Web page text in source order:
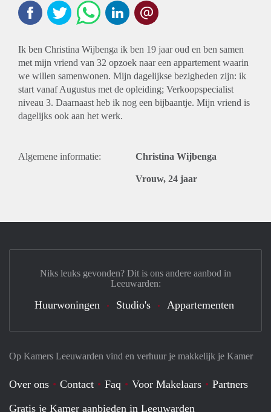
Ik ben Christina Wijbenga ik ben 19 jaar oud en ben samen
met mijn vriend van 32 opzoek naar een appartement waarin
we willen samenwonen. Mijn dagelijkse bezigheden zijn: ik
start vanaf Augustus met de opleiding; Verkoopspecialist
niveau 3. Daarnaast heb ik nog een bijbaantje. Mijn vriend is
dagelijks ook aan het werk.
Algemene informatie: Christina Wijbenga
Vrouw, 24 jaar
Op Kamers Leeuwarden vind en verhuur je makkelijk je Kamer
Over ons Contact Faq Voor Makelaars
Partners
Gratis je Kamer aanbieden in Leeuwarden
Niks leuks gevonden? Dit is ons andere aanbod in
Leeuwarden:
Huurwoningen Studio's Appartementen